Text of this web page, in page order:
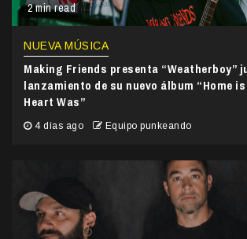
2 min read
NUEVA MÚSICA
Making Friends presenta “Weatherboy”
lanzamiento de su nuevo álbum “Home
Heart Was”
4 días ago Equipo punkeando